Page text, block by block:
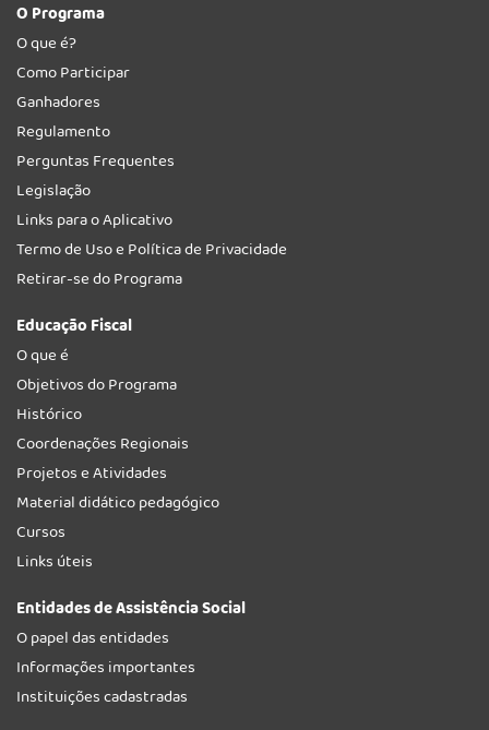
O Programa
O que é?
Como Participar
Ganhadores
Regulamento
Perguntas Frequentes
Legislação
Links para o Aplicativo
Termo de Uso e Política de Privacidade
Retirar-se do Programa
Educação Fiscal
O que é
Objetivos do Programa
Histórico
Coordenações Regionais
Projetos e Atividades
Material didático pedagógico
Cursos
Links úteis
Entidades de Assistência Social
O papel das entidades
Informações importantes
Instituições cadastradas